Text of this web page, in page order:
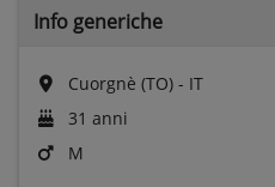
Info generiche
Cuorgnè (TO) - IT
31 anni
M